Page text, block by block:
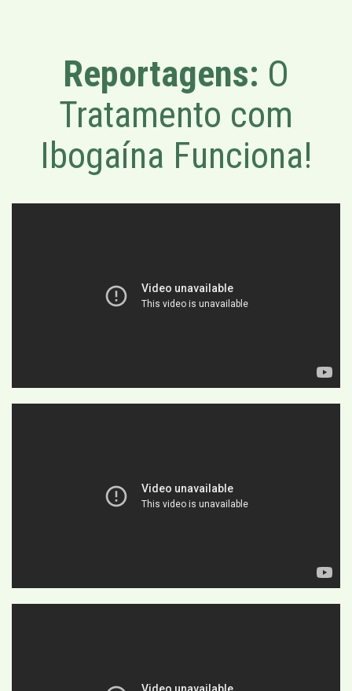
Reportagens: O
Tratamento com
Ibogaína Funciona!